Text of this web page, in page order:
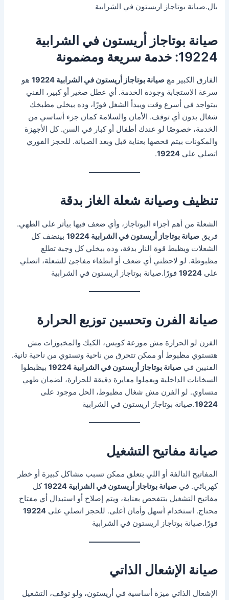
بال.صيانة بوتاجاز اريستون في الشرابية
صيانة بوتاجاز أريستون في الشرابية
19224: خدمة سريعة ومضمونة
الفارق الكبير معصيانة بوتاجاز أريستون في الشرابية 19224
هو
سرعة الاستجابة وجودة الخدمة. أي عطل صغير أو كبير، الفني
بيتواجد في أسرع وقت ويبدأ الشغل فورًا، وده بيخلي مطبخك
شغال بدون أي توقف. الأمان والسلامة كمان جزء أساسي من
الخدمة، خصوصًا لو عندك أطفال أو كبار في السن. كل الأجهزة
والمكونات بيتم فحصها بعناية قبل وبعد الصيانة. للحجز الفوري
اتصلي على19224
.
تنظيف وصيانة شعلة الغاز بدقة
الشعلة من أهم أجزاء البوتاجاز، وأي ضعف فيها بيأثر على الطهي.
فريقصيانة بوتاجاز أريستون في الشرابية 19224
بينضف كل
الشعلات ويظبط قوة النار بدقة، وده بيخلي كل وجبة تطلع
مظبوطة. لو لاحظتي أي ضعف أو انطفاء مفاجئ للشعلة، اتصلي
على19224 فورًا.صيانة بوتاجاز اريستون في الشرابية
صيانة الفرن وتحسين توزيع الحرارة
الفرن لو الحرارة مش موزعة كويس، الكيك والمخبوزات مش
هتستوي مظبوط أو ممكن تتحرق من ناحية وتستوي من ناحية تانية.
الفنيين فيصيانة بوتاجاز أريستون في الشرابية 19224
بيظبطوا
السخانات الداخلية ويعملوا معايرة دقيقة للحرارة، لضمان طهي
متساوي. لو الفرن مش شغال مظبوط، الحل موجود على
19224.صيانة بوتاجاز اريستون في الشرابية
صيانة مفاتيح التشغيل
المفاتيح التالفة أو اللي بتعلق ممكن تسبب مشاكل كبيرة أو خطر
كهربائي. فيصيانة بوتاجاز أريستون في الشرابية 19224
كل
مفاتيح التشغيل بتتفحص بعناية، ويتم إصلاح أو استبدال أي مفتاح
محتاج. استخدام أسهل وأمان أعلى. للحجز اتصلي على19224
فورًا.صيانة بوتاجاز اريستون في الشرابية
صيانة الإشعال الذاتي
الإشعال الذاتي ميزة أساسية في أريستون، ولو توقف، التشغيل